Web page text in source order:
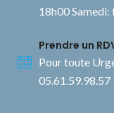
18h00 Samedi:
Prendre un
Pour toute
05.61.59.98.57